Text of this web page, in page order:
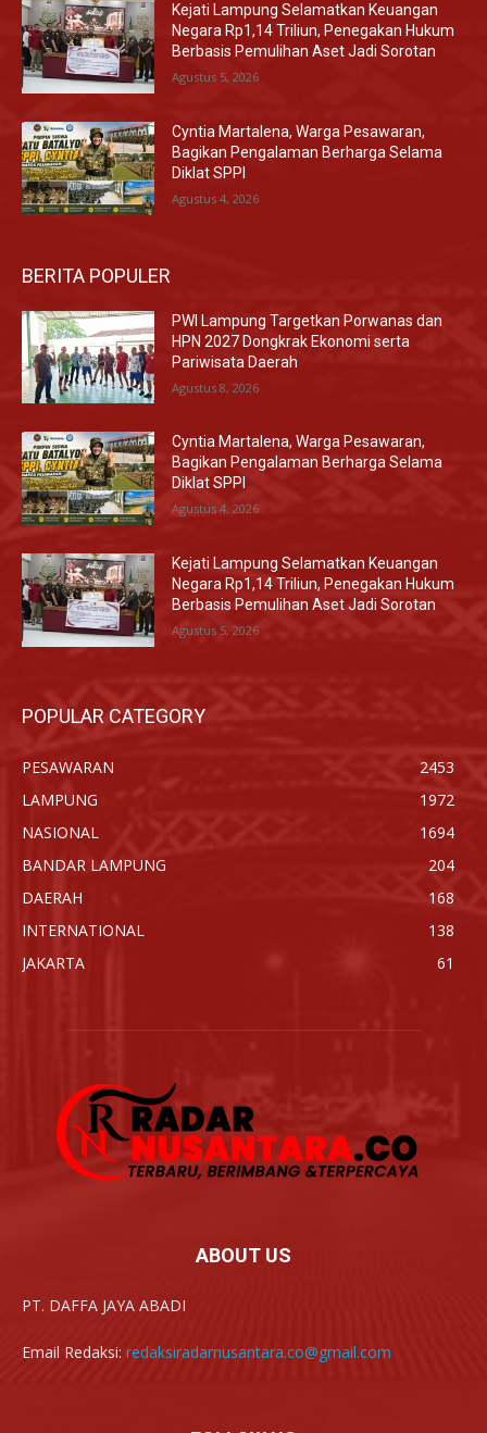
Kejati Lampung Selamatkan Keuangan
Negara Rp1,14 Triliun, Penegakan Hukum
Berbasis Pemulihan Aset Jadi Sorotan
Agustus 5, 2026
Cyntia Martalena, Warga Pesawaran,
Bagikan Pengalaman Berharga Selama
Diklat SPPI
Agustus 4, 2026
BERITA POPULER
PWI Lampung Targetkan Porwanas dan
HPN 2027 Dongkrak Ekonomi serta
Pariwisata Daerah
Agustus 8, 2026
Cyntia Martalena, Warga Pesawaran,
Bagikan Pengalaman Berharga Selama
Diklat SPPI
Agustus 4, 2026
Kejati Lampung Selamatkan Keuangan
Negara Rp1,14 Triliun, Penegakan Hukum
Berbasis Pemulihan Aset Jadi Sorotan
Agustus 5, 2026
POPULAR CATEGORY
PESAWARAN
2453
LAMPUNG
1972
NASIONAL
1694
BANDAR LAMPUNG
204
DAERAH
168
INTERNATIONAL
138
JAKARTA
61
ABOUT US
PT. DAFFA JAYA ABADI
Email Redaksi: redaksiradarnusantara.co@gmail.com